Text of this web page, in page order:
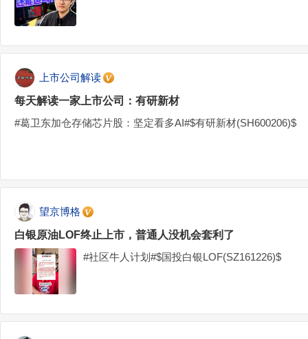
上市公司解读
每天解读一家上市公司：有研新材
#葛卫东加仓存储芯片股：坚定看多AI#$有研新材(SH600206)$
望京博格
白银原油LOF终止上市，普通人没机会套利了
#社区牛人计划#$国投白银LOF(SZ161226)$